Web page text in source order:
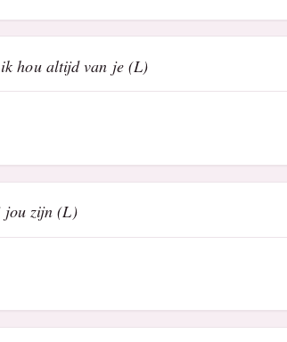
hou altijd van je (L)
jou zijn (L)